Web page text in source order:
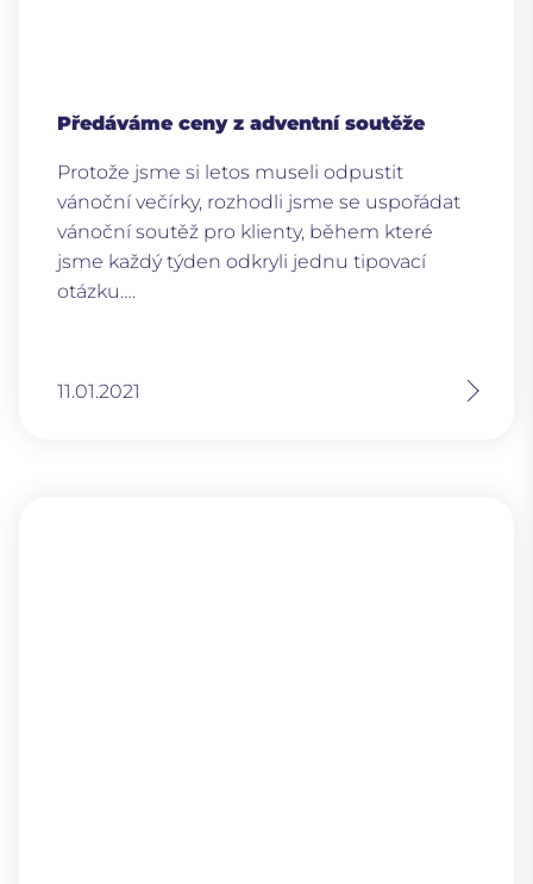
Předáváme ceny z adventní soutěže
Protože jsme si letos museli odpustit
vánoční večírky, rozhodli jsme se uspořádat
vánoční soutěž pro klienty, během které
jsme každý týden odkryli jednu tipovací
otázku….
11.01.2021